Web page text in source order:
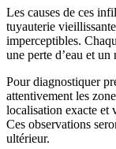
Les causes de ces
tuyauterie
imperceptibles.
une perte d’eau et
Pour diagnostiquer
attentivement les
localisation exacte et
Ces observations
ultérieur.